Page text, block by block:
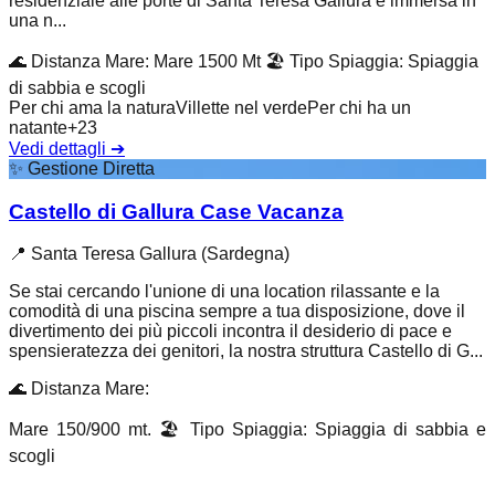
una n...
🌊 Distanza Mare: Mare 1500 Mt 🏖️ Tipo Spiaggia: Spiaggia
di sabbia e scogli
Per chi ama la naturaVillette nel verdePer chi ha un
natante+23
Vedi dettagli ➔
✨ Gestione Diretta
Castello di Gallura Case Vacanza
📍 Santa Teresa Gallura (Sardegna)
Se stai cercando l'unione di una location rilassante e la
comodità di una piscina sempre a tua disposizione, dove il
divertimento dei più piccoli incontra il desiderio di pace e
spensieratezza dei genitori, la nostra struttura Castello di G...
🌊 Distanza Mare:
Mare 150/900 mt. 🏖️ Tipo Spiaggia: Spiaggia di sabbia e
scogli